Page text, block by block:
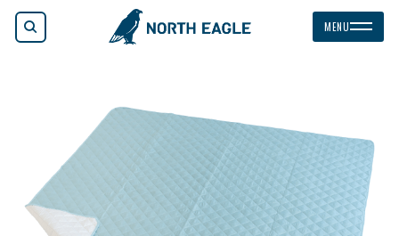
MENU検索